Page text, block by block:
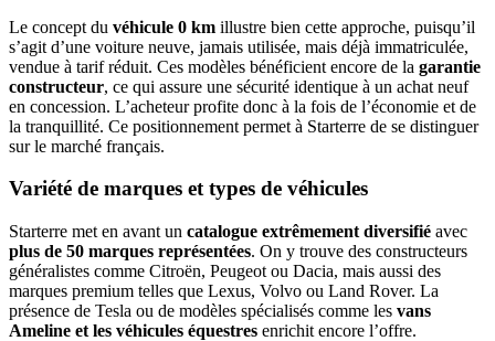
Le concept du véhicule 0 km illustre bien cette approche, puisqu’il
s’agit d’une voiture neuve, jamais utilisée, mais déjà immatriculée,
vendue à tarif réduit. Ces modèles bénéficient encore de la garantie
constructeur, ce qui assure une sécurité identique à un achat neuf
en concession. L’acheteur profite donc à la fois de l’économie et de
la tranquillité. Ce positionnement permet à Starterre de se distinguer
sur le marché français.
Variété de marques et types de véhicules
Starterre met en avant un catalogue extrêmement diversifié avec
plus de 50 marques représentées. On y trouve des constructeurs
généralistes comme Citroën, Peugeot ou Dacia, mais aussi des
marques premium telles que Lexus, Volvo ou Land Rover. La
présence de Tesla ou de modèles spécialisés comme les vans
Ameline et les véhicules équestres enrichit encore l’offre.